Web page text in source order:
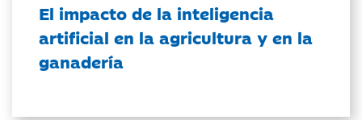
El impacto de la inteligencia
artificial en la agricultura y en la
ganadería